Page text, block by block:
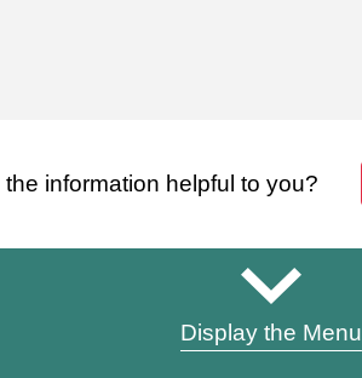
the information helpful to you?
Display the Menu